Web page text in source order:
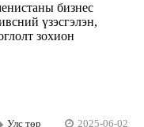
бизнес
үзэсгэлэн,
зохион
Улс төр 2025-06-02